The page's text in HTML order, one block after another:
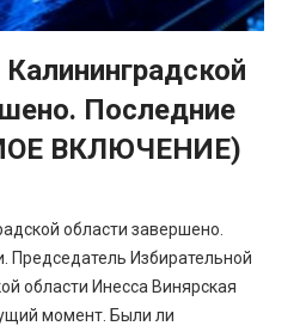
Последние
ВКЛЮЧЕНИЕ)
области завершено.
Председатель Избирательной
области Инесса Винярская
момент. Были ли